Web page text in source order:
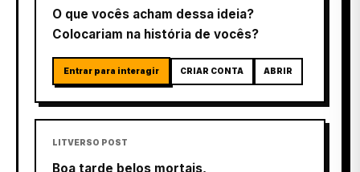
O que vocês acham dessa ideia?
Colocariam na história de vocês?
Entrar para interagir CRIAR CONTA ABRIR
LITVERSO POST
Boa tarde belos mortais,